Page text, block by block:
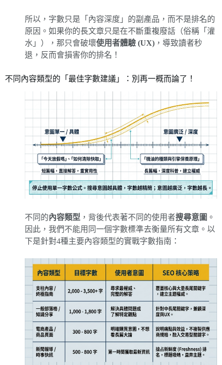
所以，字數只是「內容深度」的副產品，而不是排名的
原因。如果你的長文章只是在不斷重複廢話（俗稱「灌
水」），那只會破壞使用者體驗 (UX) ，導致讀者秒
退，反而會損害你的排名！
不同內容類型的「最佳字數建議」：別再一概而論了！
不同的內容類型 ，背後代表著不同的使用者搜尋意圖 。
因此，我們不能用同一個字數標準去衡量所有文章。以
下是針對4種主要內容類型的實戰字數指南：